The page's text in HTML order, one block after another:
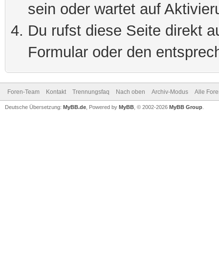
sein oder wartet auf
Du rufst diese Seite direkt
Formular oder den
Foren-Team Kontakt Trennungsfaq Nach oben Archiv-Modus Alle
Deutsche Übersetzung: MyBB.de , Powered by MyBB , © 2002-2026 MyBB Group